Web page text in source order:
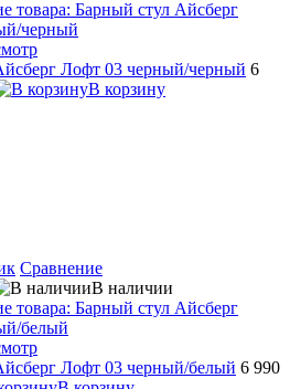
Лофт 03 черный/черный 6
В корзину
Сравнение
В наличии
Лофт 03 черный/белый 6 990